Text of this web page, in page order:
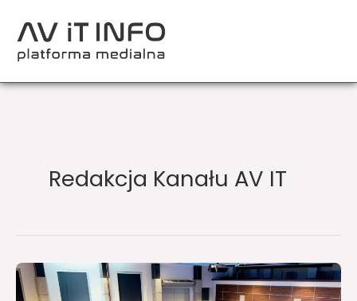
treści
Redakcja Kanału AV IT
Miejsce,
gdzie